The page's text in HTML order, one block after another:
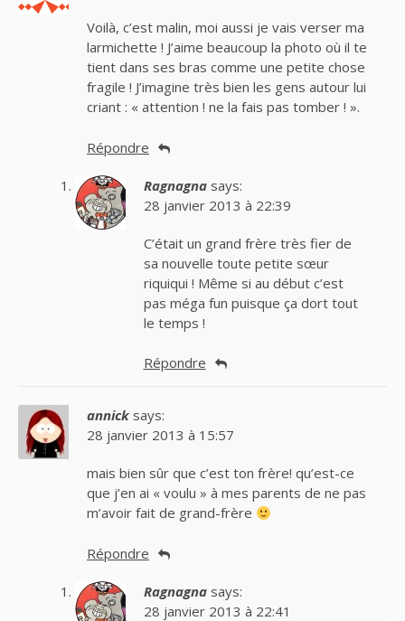
Voilà, c’est malin, moi aussi je vais verser ma
larmichette ! J’aime beaucoup la photo où il te
tient dans ses bras comme une petite chose
fragile ! J’imagine très bien les gens autour lui
criant : « attention ! ne la fais pas tomber ! ».
Répondre
Ragnagna says:
28 janvier 2013 à 22:39
C’était un grand frère très fier de
sa nouvelle toute petite sœur
riquiqui ! Même si au début c’est
pas méga fun puisque ça dort tout
le temps !
Répondre
annick says:
28 janvier 2013 à 15:57
mais bien sûr que c’est ton frère! qu’est-ce
que j’en ai « voulu » à mes parents de ne pas
m’avoir fait de grand-frère
Répondre
Ragnagna says:
28 janvier 2013 à 22:41